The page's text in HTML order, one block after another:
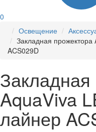
0
Освещение
Закладная
ACS029D
AquaViva
лайнер